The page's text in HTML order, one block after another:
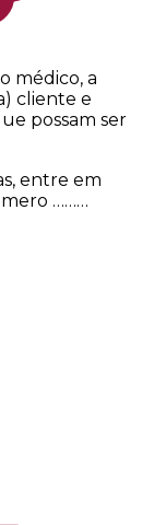
médico, a
cliente e
possam ser
entre em
………